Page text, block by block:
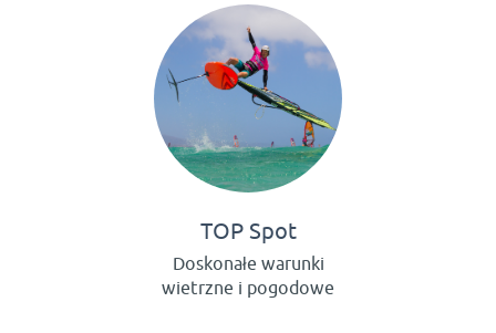
TOP Spot
Doskonałe warunki
wietrzne i pogodowe